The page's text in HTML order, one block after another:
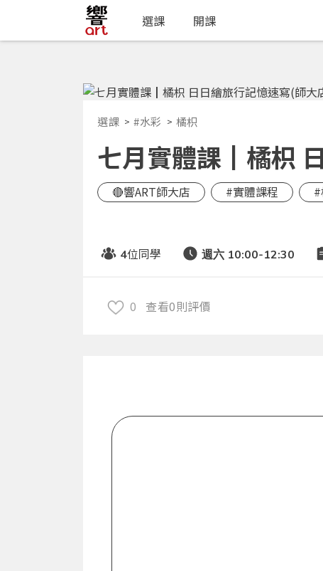
選課 開課
選課 #水彩 橘枳
七月實體課┃橘枳
🔴響ART師大店 #實體課程
4位同學 週六 10:00-12:30
0 查看0則評價